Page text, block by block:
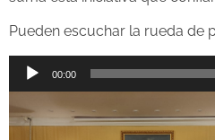
Pueden escuchar la rueda de
Reproductor
audio
00:00